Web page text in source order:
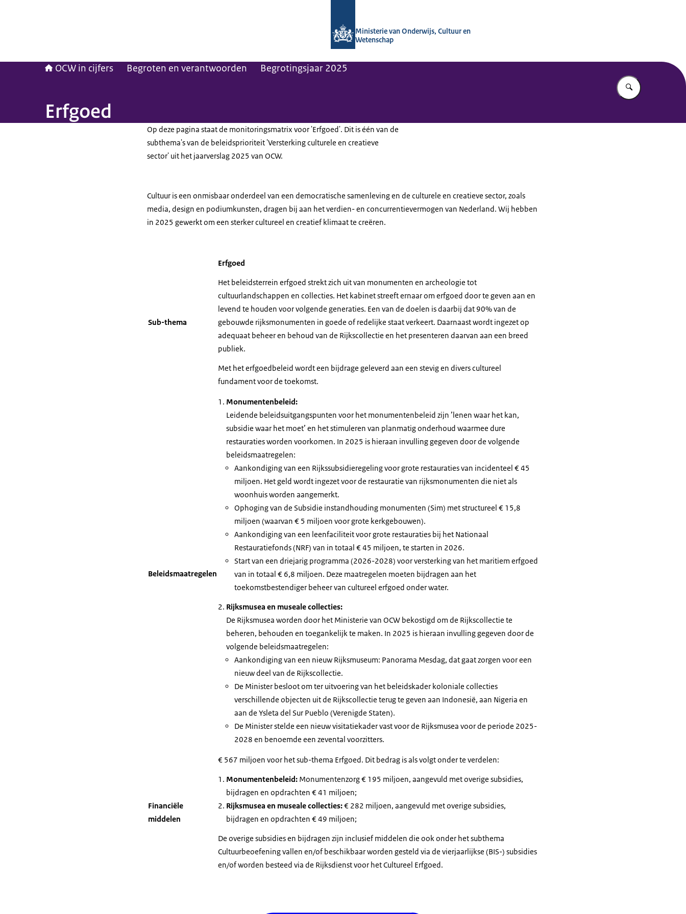
Ministerie van Onderwijs, Cultuur en
Wetenschap
OCW in cijfers Begroten en verantwoorden Begrotingsjaar 2025
Vul in wat u
Erfgoed
Op deze pagina staat de monitoringsmatrix voor 'Erfgoed'. Dit is één van de
subthema's van de beleidsprioriteit 'Versterking culturele en creatieve
sector' uit het jaarverslag 2025 van OCW.
Cultuur is een onmisbaar onderdeel van een democratische samenleving en de culturele en creatieve sector, zoals
media, design en podiumkunsten, dragen bĳ aan het verdien- en concurrentievermogen van Nederland. Wij hebben
in 2025 gewerkt om een sterker cultureel en creatief klimaat te creëren.
Sub-thema
Erfgoed
Het beleidsterrein erfgoed strekt zich uit van monumenten en archeologie tot
cultuurlandschappen en collecties. Het kabinet streeft ernaar om erfgoed door te geven aan en
levend te houden voor volgende generaties. Een van de doelen is daarbij dat 90% van de
gebouwde rijksmonumenten in goede of redelijke staat verkeert. Daarnaast wordt ingezet op
adequaat beheer en behoud van de Rijkscollectie en het presenteren daarvan aan een breed
publiek.
Met het erfgoedbeleid wordt een bijdrage geleverd aan een stevig en divers cultureel
fundament voor de toekomst.
Beleidsmaatregelen
Monumentenbeleid:
Leidende beleidsuitgangspunten voor het monumentenbeleid zijn ’lenen waar het kan,
subsidie waar het moet’ en het stimuleren van planmatig onderhoud waarmee dure
restauraties worden voorkomen. In 2025 is hieraan invulling gegeven door de volgende
beleidsmaatregelen:
Aankondiging van een Rijkssubsidieregeling voor grote restauraties van incidenteel € 45
miljoen. Het geld wordt ingezet voor de restauratie van rijksmonumenten die niet als
woonhuis worden aangemerkt.
Ophoging van de Subsidie instandhouding monumenten (Sim) met structureel € 15,8
miljoen (waarvan € 5 miljoen voor grote kerkgebouwen).
Aankondiging van een leenfaciliteit voor grote restauraties bij het Nationaal
Restauratiefonds (NRF) van in totaal € 45 miljoen, te starten in 2026.
Start van een driejarig programma (2026-2028) voor versterking van het maritiem erfgoed
van in totaal € 6,8 miljoen. Deze maatregelen moeten bijdragen aan het
toekomstbestendiger beheer van cultureel erfgoed onder water.
Rijksmusea en museale collecties:
De Rijksmusea worden door het Ministerie van OCW bekostigd om de Rijkscollectie te
beheren, behouden en toegankelijk te maken. In 2025 is hieraan invulling gegeven door de
volgende beleidsmaatregelen:
Aankondiging van een nieuw Rijksmuseum: Panorama Mesdag, dat gaat zorgen voor een
nieuw deel van de Rijkscollectie.
De Minister besloot om ter uitvoering van het beleidskader koloniale collecties
verschillende objecten uit de Rijkscollectie terug te geven aan Indonesië, aan Nigeria en
aan de Ysleta del Sur Pueblo (Verenigde Staten).
De Minister stelde een nieuw visitatiekader vast voor de Rijksmusea voor de periode 2025-
2028 en benoemde een zevental voorzitters.
Financiële
middelen
€ 567 miljoen voor het sub-thema Erfgoed. Dit bedrag is als volgt onder te verdelen:
Monumentenbeleid: Monumentenzorg € 195 miljoen, aangevuld met overige subsidies,
bijdragen en opdrachten € 41 miljoen;
Rijksmusea en museale collecties:€ 282 miljoen, aangevuld met overige subsidies,
bijdragen en opdrachten € 49 miljoen;
De overige subsidies en bijdragen zijn inclusief middelen die ook onder het subthema
Cultuurbeoefening vallen en/of beschikbaar worden gesteld via de vierjaarlijkse (BIS-) subsidies
en/of worden besteed via de Rijksdienst voor het Cultureel Erfgoed.